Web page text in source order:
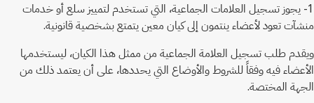
1- يجوز تسجيل العلامات الجماعية، التي تستخدم لتمييز سلع أو خدمات
منشآت تعود لأعضاء ينتمون إلى كيان معين يتمتع بشخصية قانونية.
ويقدم طلب تسجيل العلامة الجماعية من ممثل هذا الكيان، ليستخدمها
الأعضاء فيه وفقاً للشروط والأوضاع التي يحددها، على أن يعتمد ذلك من
الجهة المختصة.